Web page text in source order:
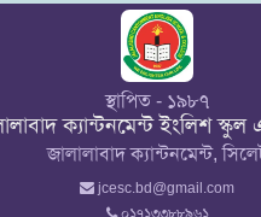
স্থাপিত - ১৯৮৭
ক্যান্টনমেন্ট ইংলিশ
জালালাবাদ ক্যান্টনমেন্ট,
jcesc.bd@gmail.com
০১৭১৩৩৮৮৯৬১